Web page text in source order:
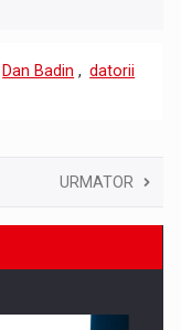
Dan Badin , datorii
URMATOR